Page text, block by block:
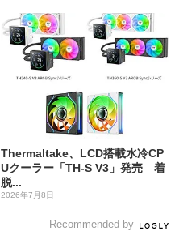
Thermaltake、LCD搭載水冷CP
Uクーラー「TH-S V3」発売 着
脱...
2026年7月8日
Recommended by